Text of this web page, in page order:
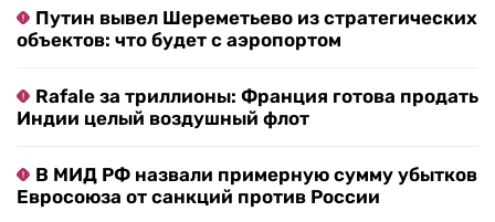
Путин вывел Шереметьево из стратегических
объектов: что будет с аэропортом
Rafale за триллионы: Франция готова продать
Индии целый воздушный флот
В МИД РФ назвали примерную сумму убытков
Евросоюза от санкций против России